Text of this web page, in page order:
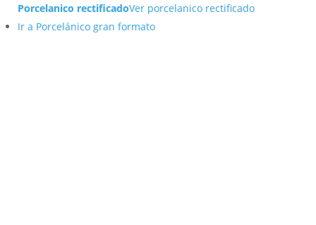
Porcelanico rectificadoVer porcelanico rectificado
Ir a Porcelánico gran formato